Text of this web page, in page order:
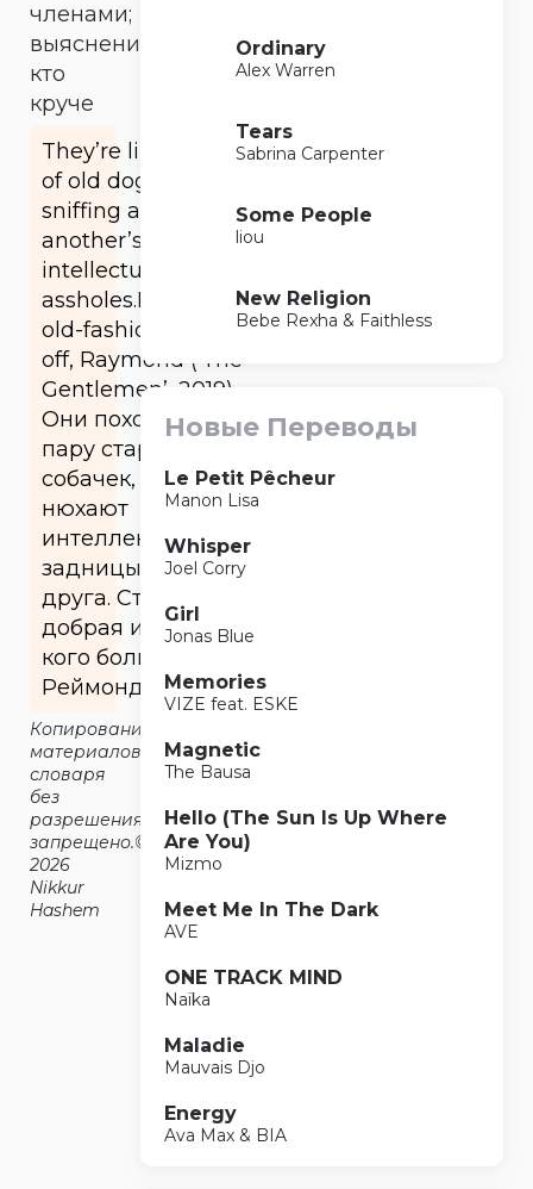
членами;
выяснение
кто
круче
They’re like a pair
of old doggies
sniffing around one
another’s
intellectual
assholes.It’s a good
old-fashioned cock-
off, Raymond (‘The
Gentlemen’, 2019)
Они похожи на
пару старых
собачек, которые
нюхают
интеллектуальные
задницы друг
друга. Старая
добрая игра «у
кого больше»,
Реймонд.
Копирование
материалов
словаря
без
разрешения
запрещено.©2014-
2026
Nikkur
Hashem
Ordinary
Alex Warren
Tears
Sabrina Carpenter
Some People
liou
New Religion
Bebe Rexha & Faithless
Новые Переводы
Le Petit Pêcheur
Manon Lisa
Whisper
Joel Corry
Girl
Jonas Blue
Memories
VIZE feat. ESKE
Magnetic
The Bausa
Hello (The Sun Is Up Where
Are You)
Mizmo
Meet Me In The Dark
AVE
ONE TRACK MIND
Naïka
Maladie
Mauvais Djo
Energy
Ava Max & BIA